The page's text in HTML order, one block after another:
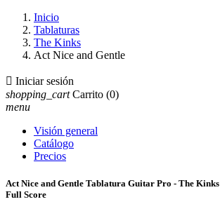
Inicio
Tablaturas
The Kinks
Act Nice and Gentle
 Iniciar sesión
shopping_cart Carrito (0)
menu
Visión general
Catálogo
Precios
Act Nice and Gentle Tablatura Guitar Pro - The Kinks
Full Score